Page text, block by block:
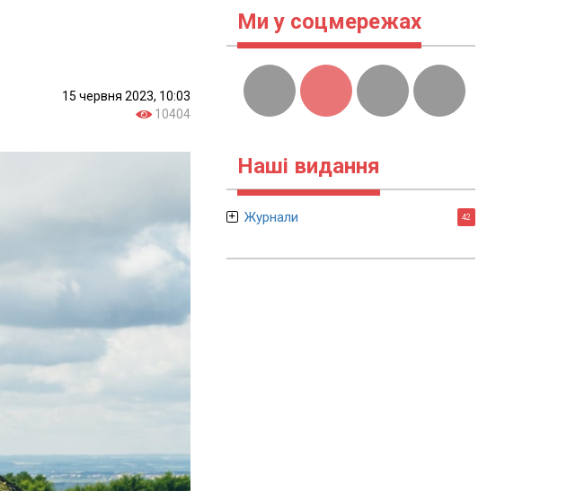
15 червня 2023, 10:03
10404
Ми у соцмережах
Наші видання
Журнали 42